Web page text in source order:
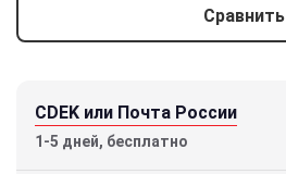
Сравнить
CDEK или Почта России
1-5 дней, бесплатно